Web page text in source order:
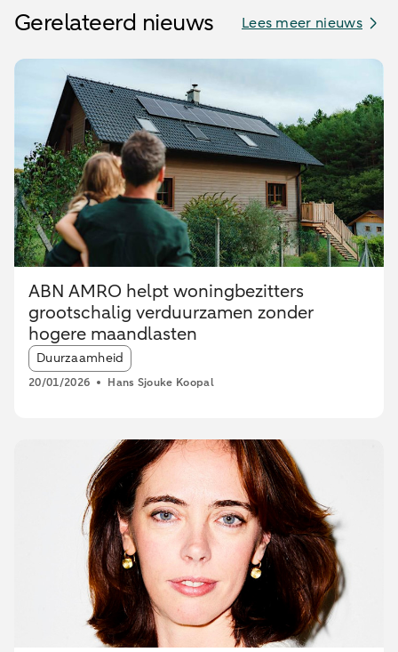
Gerelateerd nieuws Lees meer nieuws
ABN AMRO helpt woningbezitters
grootschalig verduurzamen zonder
hogere maandlasten
Article tags:
Duurzaamheid
20/01/2026 Hans Sjouke Koopal